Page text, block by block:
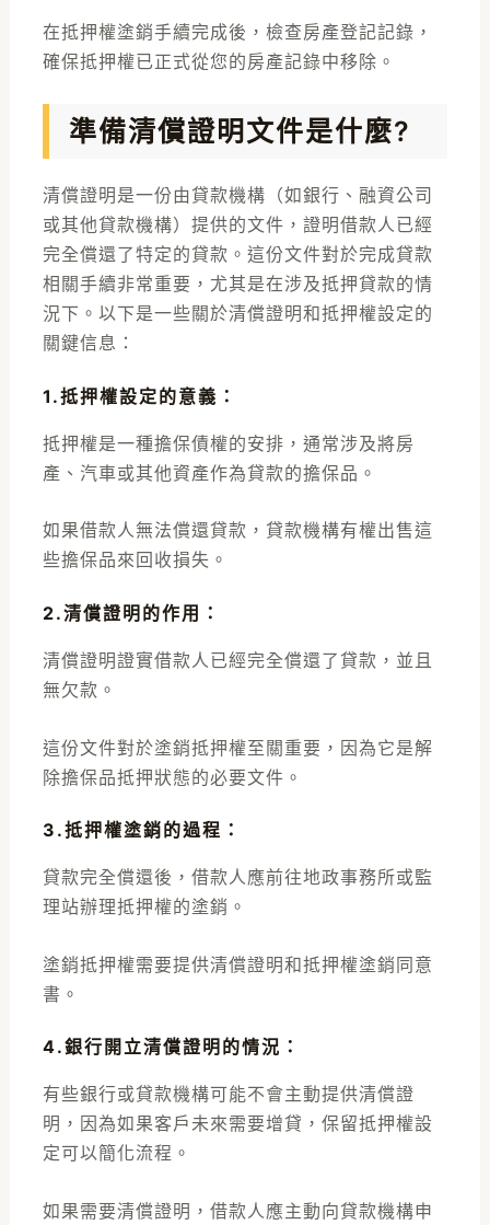
在抵押權塗銷手續完成後，檢查房產登記記錄，
確保抵押權已正式從您的房產記錄中移除。
準備清償證明文件是什麼?
清償證明是一份由貸款機構（如銀行、融資公司
或其他貸款機構）提供的文件，證明借款人已經
完全償還了特定的貸款。這份文件對於完成貸款
相關手續非常重要，尤其是在涉及抵押貸款的情
況下。以下是一些關於清償證明和抵押權設定的
關鍵信息：
1.抵押權設定的意義 ：
抵押權是一種擔保債權的安排，通常涉及將房
產、汽車或其他資產作為貸款的擔保品。
如果借款人無法償還貸款，貸款機構有權出售這
些擔保品來回收損失。
2.清償證明的作用 ：
清償證明證實借款人已經完全償還了貸款，並且
無欠款。
這份文件對於塗銷抵押權至關重要，因為它是解
除擔保品抵押狀態的必要文件。
3.抵押權塗銷的過程 ：
貸款完全償還後，借款人應前往地政事務所或監
理站辦理抵押權的塗銷。
塗銷抵押權需要提供清償證明和抵押權塗銷同意
書。
4.銀行開立清償證明的情況 ：
有些銀行或貸款機構可能不會主動提供清償證
明，因為如果客戶未來需要增貸，保留抵押權設
定可以簡化流程。
如果需要清償證明，借款人應主動向貸款機構申